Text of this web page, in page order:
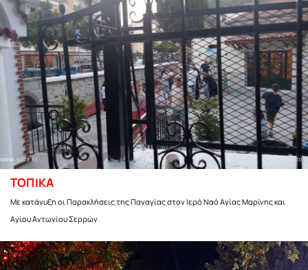
ΤΟΠΙΚΑ
Με κατάνυξη οι Παρακλήσεις της Παναγίας στον Ιερό Ναό Αγίας Μαρίνης και
Αγίου Αντωνίου Σερρών